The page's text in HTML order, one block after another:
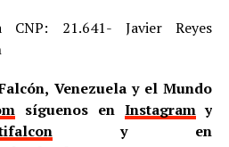
CNP: 21.641- Javier Reyes
Venezuela y el Mundo
síguenos en Instagramy
y en